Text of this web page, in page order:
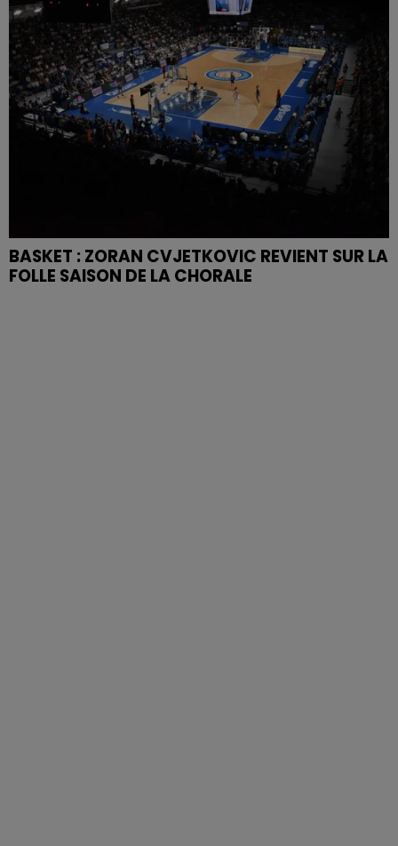
BASKET : ZORAN CVJETKOVIC REVIENT SUR LA
FOLLE SAISON DE LA CHORALE